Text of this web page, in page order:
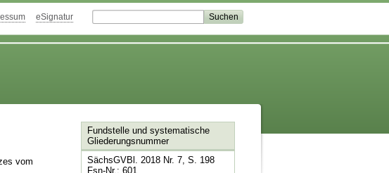
eSignatur
vom
Fundstelle und systematische
Gliederungsnummer
SächsGVBl. 2018 Nr. 7, S. 198
Fsn-Nr.: 601